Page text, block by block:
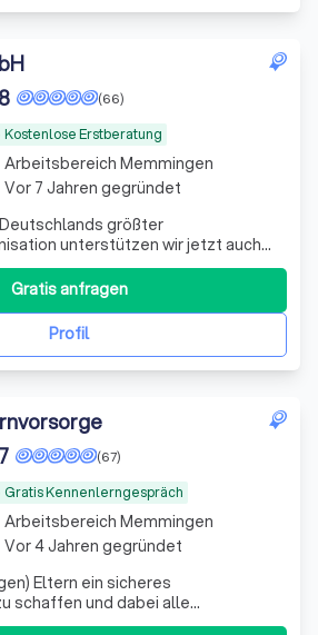
Kostenlose Erstberatung
(66)
größter
unterstützen wir jetzt auch
aus ZDF, ARD, RTL und vielen
Profil
Gratis anfragen
Arbeitsbereich Memmingen
Vor 7 Jahren gegründet
Gratis Kennenlerngespräch
(67)
Eltern ein sicheres
schaffen und dabei alle
die dir zustehen.
Arbeitsbereich Memmingen
Vor 4 Jahren gegründet